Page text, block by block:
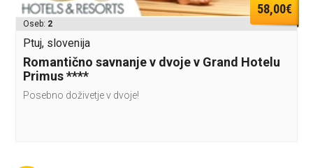
58,00€
Oseb: 2
Ptuj, slovenija
Romantično savnanje v dvoje v Grand Hotelu
Primus ****
Posebno doživetje v dvoje!